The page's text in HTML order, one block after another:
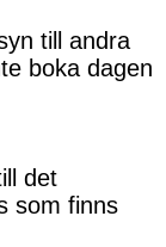
till andra
boka dagen
det
som finns